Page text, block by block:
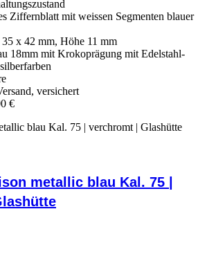
Ziffernblatt mit weissen Segmenten blauer
35 x 42 mm, Höhe 11 mm
18mm mit Krokoprägung mit Edelstahl-
versichert
€
blau Kal. 75 | verchromt | Glashütte
metallic blau Kal. 75 |